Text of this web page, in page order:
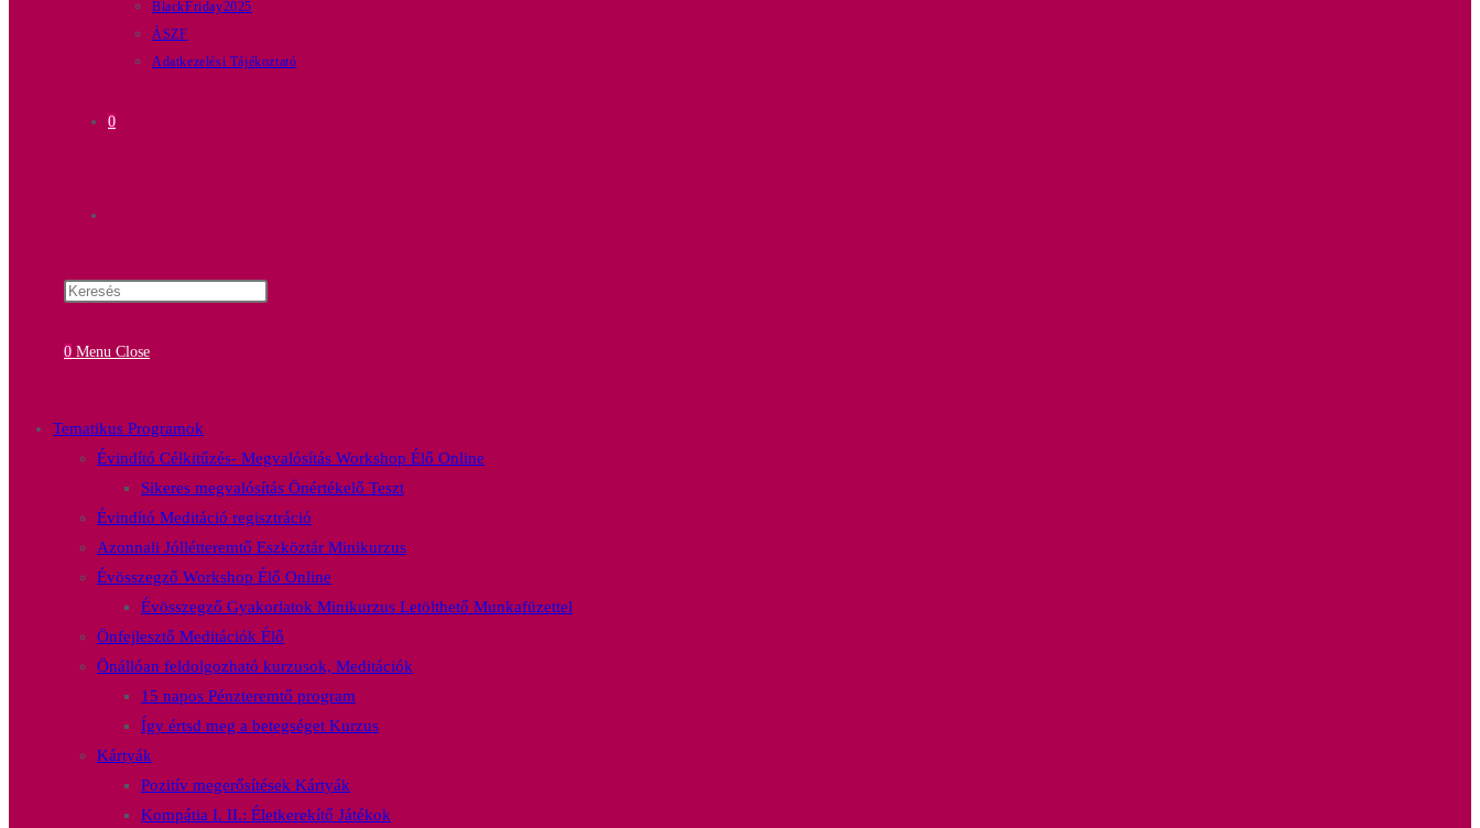
BlackFriday2025
ÁSZF
Adatkezelési Tájékoztató
0
0 Menu Close
Tematikus Programok
Évindító Célkitűzés- Megvalósítás Workshop Élő Online
Sikeres megvalósítás Önértékelő Teszt
Évindító Meditáció regisztráció
Azonnali Jóllétteremtő Eszköztár Minikurzus
Évösszegző Workshop Élő Online
Évösszegző Gyakorlatok Minikurzus Letölthető Munkafüzettel
Önfejlesztő Meditációk Élő
Önállóan feldolgozható kurzusok, Meditációk
15 napos Pénzteremtő program
Így értsd meg a betegséget Kurzus
Kártyák
Pozitív megerősítések Kártyák
Kompátia I. II.: Életkerekítő Játékok